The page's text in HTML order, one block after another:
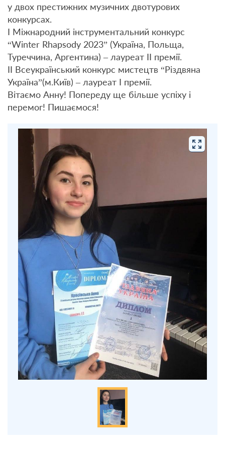
у двох престижних музичних двотурових
конкурсах.
І Міжнародний інструментальний конкурс
“Winter Rhapsody 2023” (Україна, Польща,
Туреччина, Аргентина) – лауреат ІІ премії.
ІІ Всеукраїнський конкурс мистецтв “Різдвяна
Україна”(м.Київ) – лауреат І премії.
Вітаємо Анну! Попереду ще більше успіху і
перемог! Пишаємося!